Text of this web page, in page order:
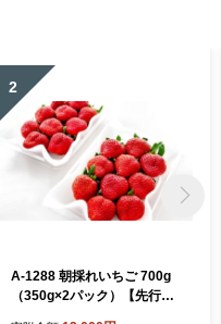
2
A-1288 朝採れいちご 700g
（350g×2パック）【先行予